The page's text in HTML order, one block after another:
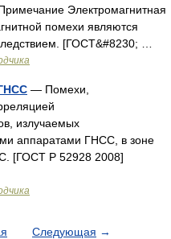
Электромагнитная
помехи являются
[ГОСТ&#8230; …
— Помехи,
излучаемых
аппаратами ГНСС, в зоне
[ГОСТ Р 52928 2008]
Следующая →